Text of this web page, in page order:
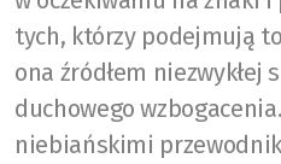
tych, którzy podejmują
ona źródłem niezwykłej
duchowego
niebiańskimi